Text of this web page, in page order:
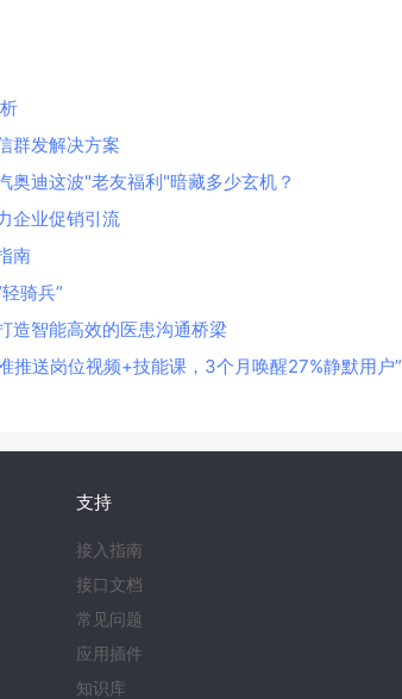
群发解决方案
奥迪这波"老友福利"暗藏多少玄机？
企业促销引流
南
骑兵”
造智能高效的医患沟通桥梁
推送岗位视频+技能课，3个月唤醒27%静默用户”
支持
接入指南
接口文档
常见问题
应用插件
知识库